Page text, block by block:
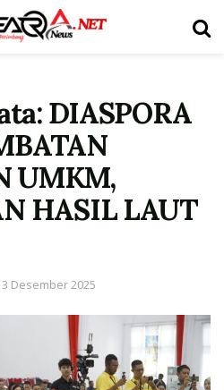
DIASPORA
UMKM,
HASIL LAUT
Desember 2025